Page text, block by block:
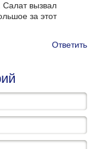
Салат вызвал
за этот
Ответить